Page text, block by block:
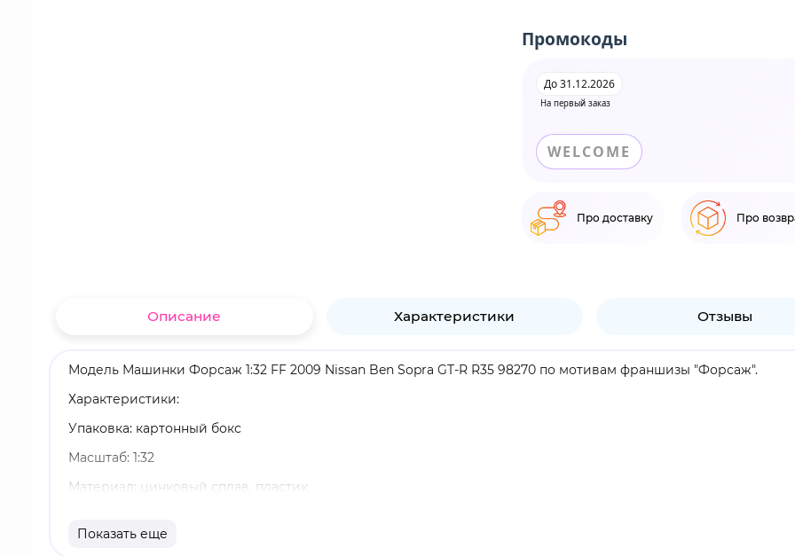
Промокоды
На первый заказ
До 31.12.2026
WELCOME
Про доставку Про
Описание Характеристики Отзывы
Модель Машинки Форсаж 1:32 FF 2009 Nissan Ben Sopra GT-R R35 98270 по мотивам франшизы "Форсаж".
Характеристики:
Упаковка: картонный бокс
Масштаб: 1:32
Материал: цинковый сплав, пластик
Бренд: Jada Toys
Показать еще